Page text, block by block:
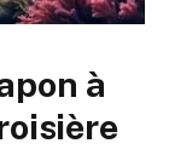
à